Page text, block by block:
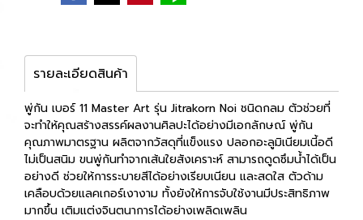
รายละเอียดสินค้า
พู่กัน เบอร์ 11 Master Art รุ่น Jitrakorn Noi ชนิดกลม ตัวช่วยที่
จะทำให้คุณสร้างสรรค์ผลงานศิลปะได้อย่างมีเอกลักษณ์ พู่กัน
คุณภาพมาตรฐาน ผลิตจากวัสดุที่แข็งแรง ปลอกอะลูมิเนียมเนี้อดี
ไม่เป็นสนิม ขนพู่กันทำจากเส้นใยสังเคราะห์ สามารถดูดซึมน้ำได้เป็น
อย่างดี ช่วยให้การระบายสีได้อย่างเรียบเนียน และสดใส ตัวด้าม
เคลือบด้วยแลคเกอร์เงางาม ทั้งยังให้การจับใช้งานมีประสิทธิภาพ
มากขึ้น เติมแต่งจินตนาการได้อย่างเพลิดเพลิน